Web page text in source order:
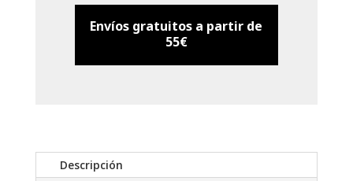
cantidad
Envíos gratuitos a partir de
55€
Descripción